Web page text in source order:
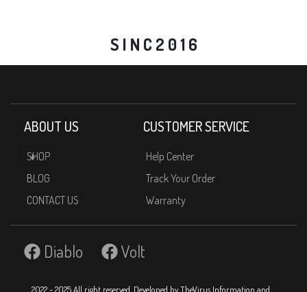
S I N C 2 0 1 6
ABOUT US
SHOP
BLOG
CONTACT US
CUSTOMER SERVICE
Help Center
Track Your Order
Warranty
Diablo Volt
2022 - 2025 All right reserved. Developed by TheVirus Information and